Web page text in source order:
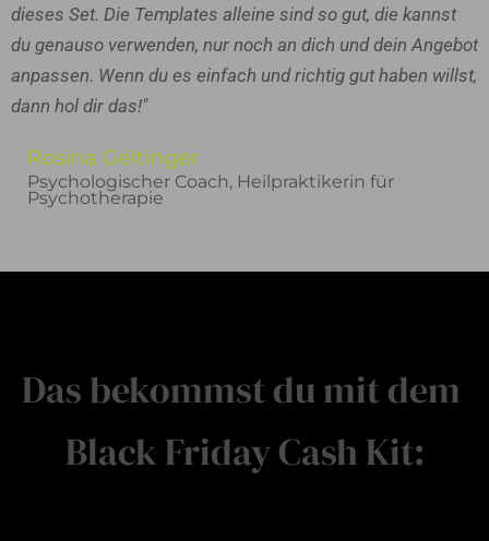
dieses Set. Die Templates alleine sind so gut, die kannst
du genauso verwenden, nur noch an dich und dein Angebot
anpassen. Wenn du es einfach und richtig gut haben willst,
dann hol dir das!"
Rosina Geltinger
Psychologischer Coach, Heilpraktikerin für
Psychotherapie
Das bekommst du mit dem
Black Friday Cash Kit: